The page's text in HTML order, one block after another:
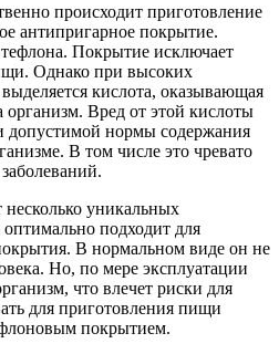
происходит приготовление
антипригарное покрытие.
Покрытие исключает
Однако при высоких
кислота, оказывающая
организм. Вред от этой кислоты
допустимой нормы содержания
В том числе это чревато
уникальных
оптимально подходит для
В нормальном виде он не
Но, по мере эксплуатации
что влечет риски для
для приготовления пищи
покрытием.